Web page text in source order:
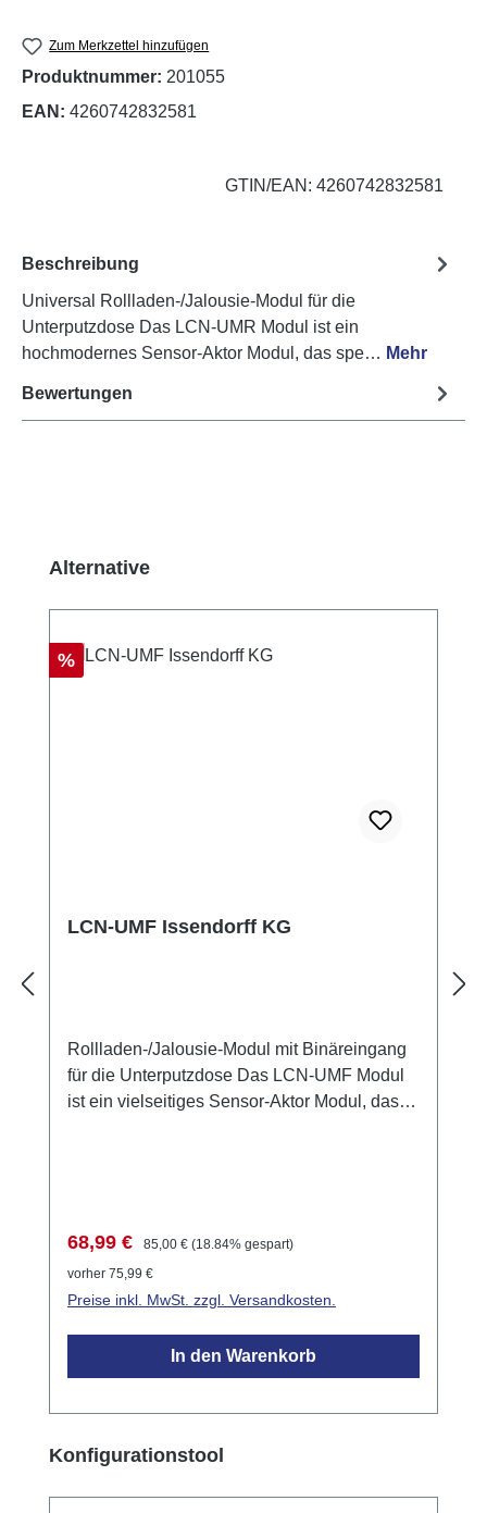
Zum Merkzettel hinzufügen
Produktnummer: 201055
EAN: 4260742832581
GTIN/EAN: 4260742832581
Beschreibung
Universal Rollladen-/Jalousie-Modul für die
Unterputzdose Das LCN-UMR Modul ist ein
hochmodernes Sensor-Aktor Modul, das spe… Mehr
Bewertungen
Produktgalerie überspringen
Alternative
Rabatt
%
LCN-UMF Issendorff KG
Rollladen-/Jalousie-Modul mit Binäreingang
für die Unterputzdose Das LCN-UMF Modul
ist ein vielseitiges Sensor-Aktor Modul, das
Binäreingänge für die Integration von
potenzialfreien Kontakten, wie beispielsweise
Fensterkontakte. Das Modul ermöglicht eine
flexible Programmierung über die LCN-
Systemsoftware LCN-PRO und kann
dezentral in tiefen Schalter-, Verteiler- oder
Anwendungsgebiete Steuerung von
von Beschattungen und Belüftungen.
Dezentrale Steuerung von Leinwänden oder
Verkaufspreis:
68,99 € Regulärer Preis:
85,00 € (18.84% gespart)
vorher 75,99 €
Preise inkl. MwSt. zzgl. Versandkosten.
In den Warenkorb
Produktgalerie überspringen
Konfigurationstool